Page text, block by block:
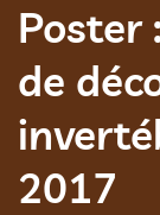
Poster
de
2017